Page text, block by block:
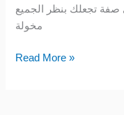
تجعلك بنظر الجميع
مخولة
Read More »